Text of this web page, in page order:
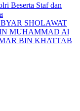
Beserta Staf dan
SHOLAWAT
MUHAMMAD Al
BIN KHATTAB